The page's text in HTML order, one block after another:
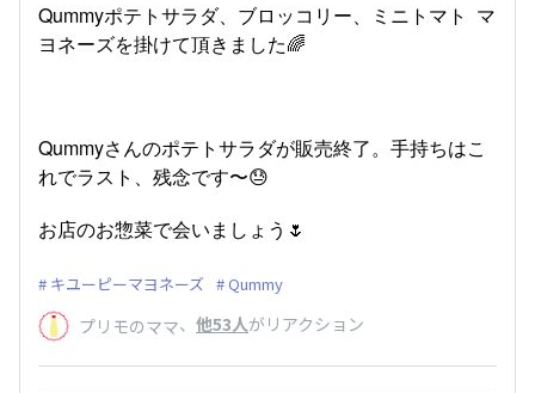
Qummyポテトサラダ、ブロッコリー、ミニトマト マ
ヨネーズを掛けて頂きました🌈
Qummyさんのポテトサラダが販売終了。手持ちはこ
れでラスト、残念です〜😓
お店のお惣菜で会いましょう🌷
キユーピーマヨネーズ Qummy
プリモのママ、 他53人がリアクション